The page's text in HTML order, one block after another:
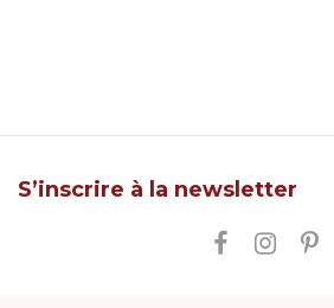
S’inscrire à la newsletter